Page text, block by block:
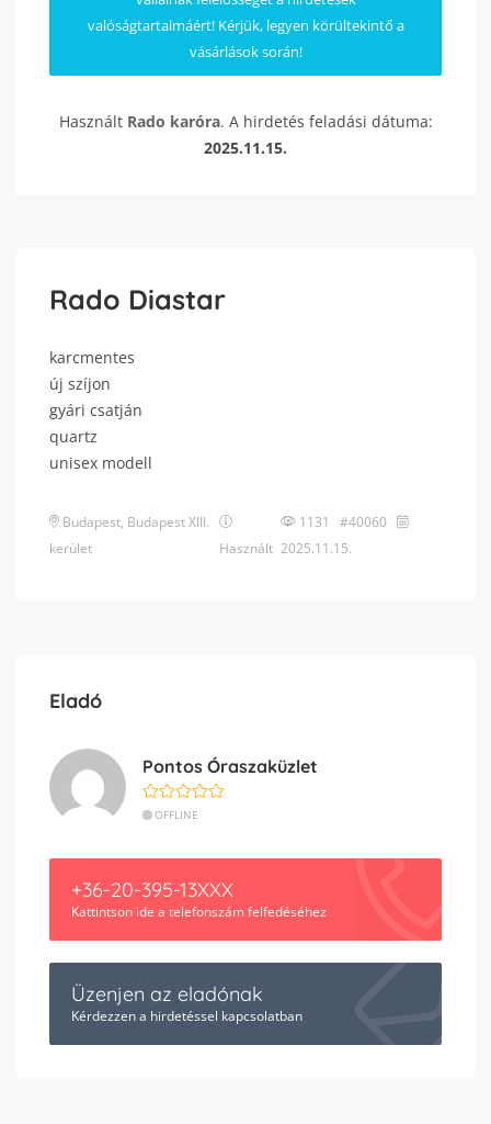
valóságtartalmáért! Kérjük, legyen körültekintő a
vásárlások során!
Használt Rado karóra. A hirdetés feladási dátuma:
2025.11.15.
Rado Diastar
karcmentes
új szíjon
gyári csatján
quartz
unisex modell
Budapest, Budapest XIII.
kerület
Használt
1131 #40060
2025.11.15.
Eladó
Pontos Óraszaküzlet
OFFLINE
+36-20-395-13XXX
Kattintson ide a telefonszám felfedéséhez
Üzenjen az eladónak
Kérdezzen a hirdetéssel kapcsolatban